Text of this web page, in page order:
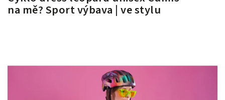
na mě?Sport výbava | ve stylu